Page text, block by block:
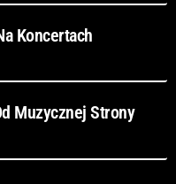
Koncertach
Muzycznej Strony